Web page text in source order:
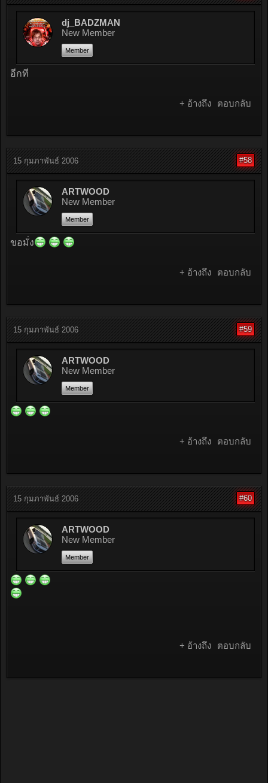
dj_BADZMAN
New Member
Member
อีกที
+ อ้างถึง ตอบกลับ
15 กุมภาพันธ์ 2006 #58
ARTWOOD
New Member
Member
ขอมั่ง
+ อ้างถึง ตอบกลับ
15 กุมภาพันธ์ 2006 #59
ARTWOOD
New Member
Member
+ อ้างถึง ตอบกลับ
15 กุมภาพันธ์ 2006 #60
ARTWOOD
New Member
Member
+ อ้างถึง ตอบกลับ